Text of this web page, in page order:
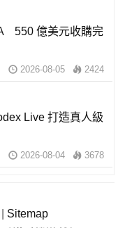
550 億美元收購完
2026-08-05 2424
Live 打造真人級
2026-08-04 3678
Sitemap